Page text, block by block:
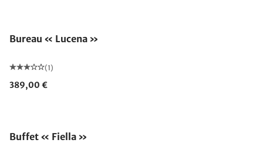
Bureau « Lucena »
(1)
389,00 €
Buffet « Fiella »